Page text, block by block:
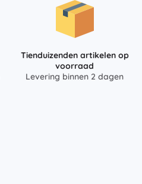
Tienduizenden artikelen op
voorraad
Levering binnen 2 dagen